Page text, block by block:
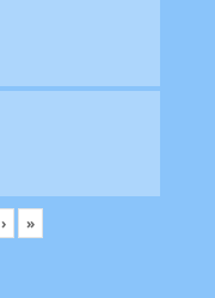
› »